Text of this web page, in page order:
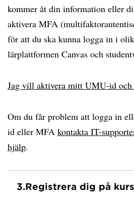
kommer åt din information eller
aktivera MFA
för att du ska kunna logga in i
lärplattformen Canvas och
Jag vill aktivera mitt UMU-id
Om du får problem att logga in
id eller MFA kontakta IT-
hjälp.
3.Registrera dig på